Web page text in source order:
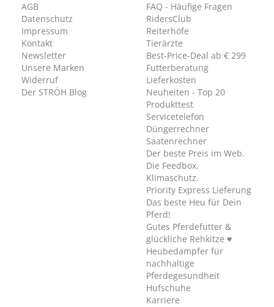
AGB
Datenschutz
Impressum
Kontakt
Newsletter
Unsere Marken
Widerruf
Der STRÖH Blog
FAQ - Häufige Fragen
RidersClub
Reiterhöfe
Tierärzte
Best-Price-Deal ab € 299
Futterberatung
Lieferkosten
Neuheiten - Top 20
Produkttest
Servicetelefon
Düngerrechner
Saatenrechner
Der beste Preis im Web.
Die Feedbox.
Klimaschutz.
Priority Express Lieferung
Das beste Heu für Dein
Pferd!
Gutes Pferdefutter &
glückliche Rehkitze ♥
Heubedampfer für
nachhaltige
Pferdegesundheit
Hufschuhe
Karriere